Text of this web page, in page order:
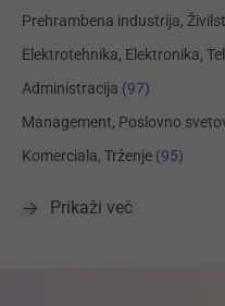
Prehrambena industrija,
Elektrotehnika, Elektronika,
Administracija (97)
Management, Poslovno
Komerciala, Trženje (95)
Prikaži več